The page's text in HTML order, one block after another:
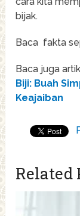
bijak.
Baca fakta
Baca juga
Biji: Buah
Keajaiban
Related